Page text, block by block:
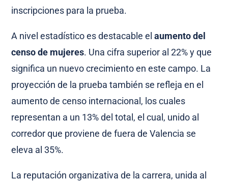
inscripciones para la prueba.
A nivel estadístico es destacable el aumento del
censo de mujeres. Una cifra superior al 22% y que
significa un nuevo crecimiento en este campo. La
proyección de la prueba también se refleja en el
aumento de censo internacional, los cuales
representan a un 13% del total, el cual, unido al
corredor que proviene de fuera de Valencia se
eleva al 35%.
La reputación organizativa de la carrera, unida al